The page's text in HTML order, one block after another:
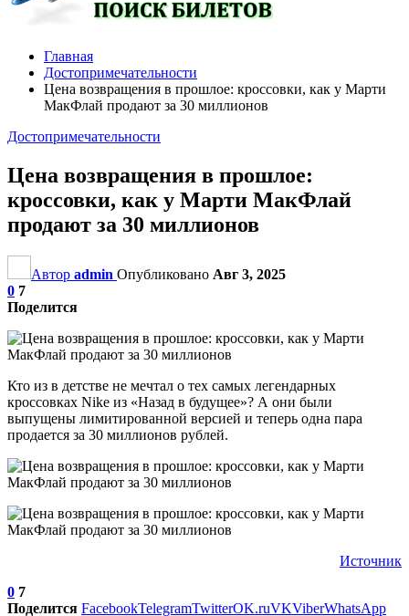
Главная
Достопримечательности
Цена возвращения в прошлое: кроссовки, как у Марти
МакФлай продают за 30 миллионов
Достопримечательности
Цена возвращения в прошлое:
кроссовки, как у Марти МакФлай
продают за 30 миллионов
Автор admin Опубликовано Авг 3, 2025
0 7
Поделится
Кто из в детстве не мечтал о тех самых легендарных
кроссовках Nike из «Назад в будущее»? А они были
выпущены лимитированной версией и теперь одна пара
продается за 30 миллионов рублей.
Источник
0 7
Поделится FacebookTelegramTwitterOK.ruVKViberWhatsApp